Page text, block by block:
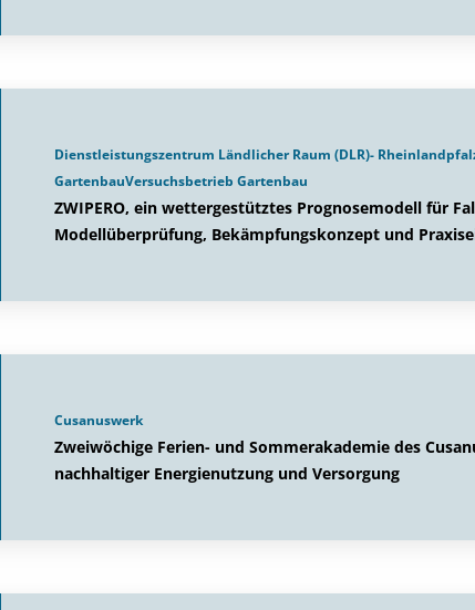
Dienstleistungszentrum Ländlicher Raum (DLR)-
GartenbauVersuchsbetrieb Gartenbau
ZWIPERO, ein wettergestütztes Prognosemodell für
Modellüberprüfung, Bekämpfungskonzept und
Cusanuswerk
Zweiwöchige Ferien- und Sommerakademie des
nachhaltiger Energienutzung und Versorgung